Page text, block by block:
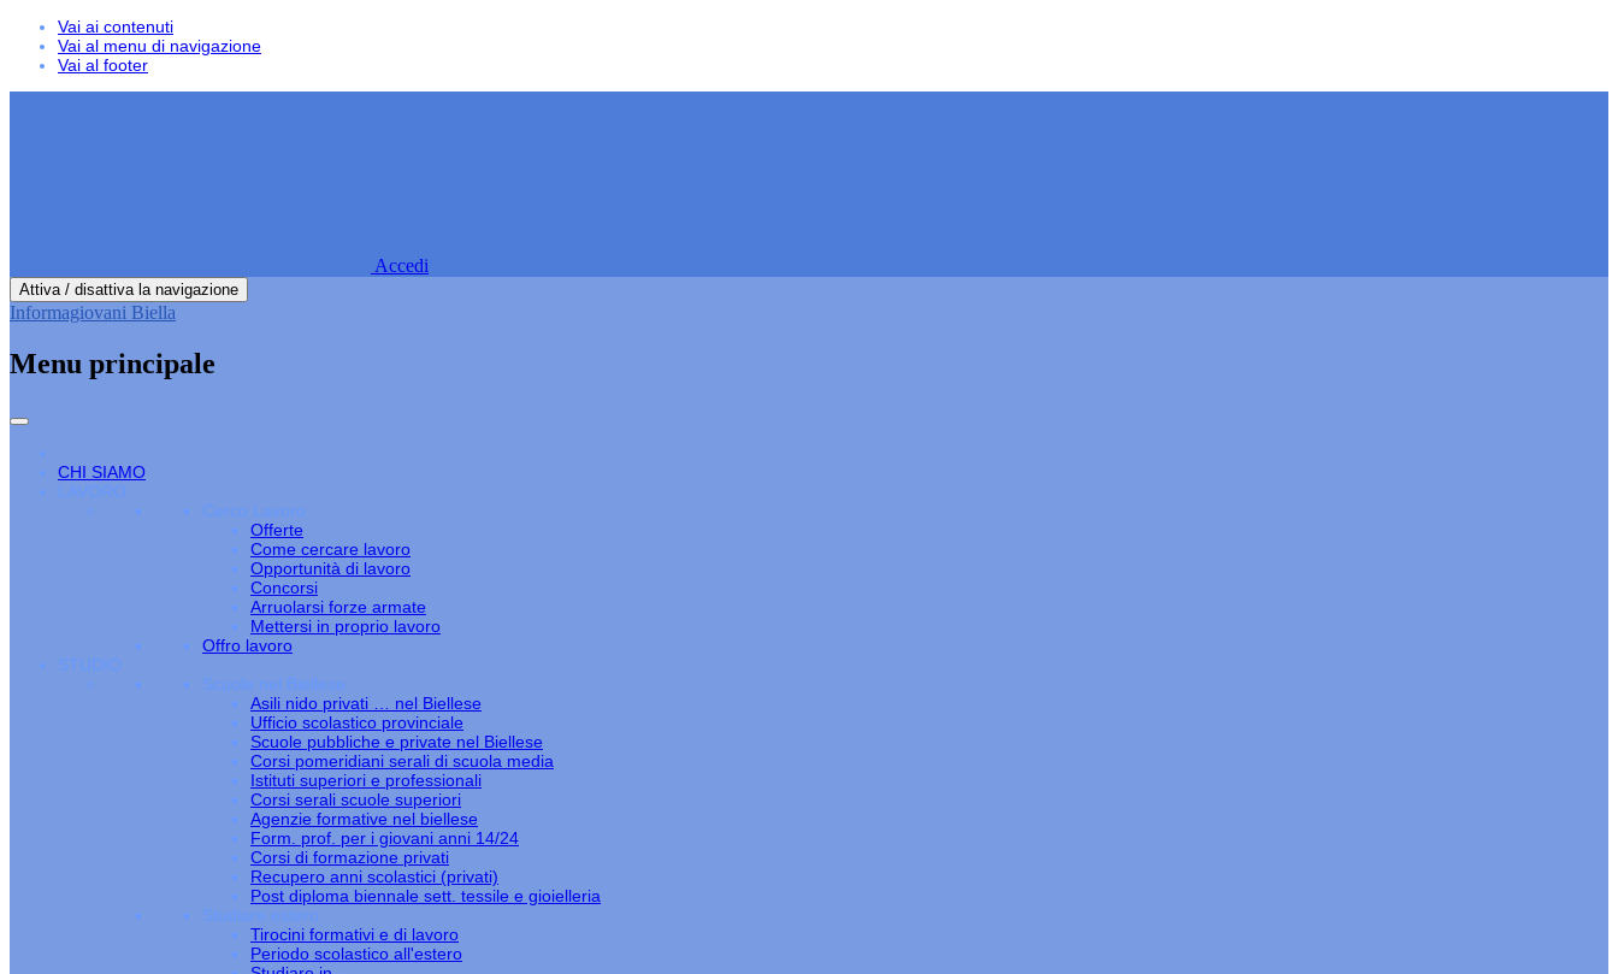
Vai ai contenuti
Vai al menu di navigazione
Vai al footer
Accedi
Attiva / disattiva la navigazione
Informagiovani Biella
Menu principale
CHI SIAMO
LAVORO
Cerco Lavoro
Offerte
Come cercare lavoro
Opportunità di lavoro
Concorsi
Arruolarsi forze armate
Mettersi in proprio lavoro
Offro lavoro
STUDIO
Scuole nel Biellese
Asili nido privati … nel Biellese
Ufficio scolastico provinciale
Scuole pubbliche e private nel Biellese
Corsi pomeridiani serali di scuola media
Istituti superiori e professionali
Corsi serali scuole superiori
Agenzie formative nel biellese
Form. prof. per i giovani anni 14/24
Corsi di formazione privati
Recupero anni scolastici (privati)
Post diploma biennale sett. tessile e gioielleria
Studiare estero
Tirocini formativi e di lavoro
Periodo scolastico all'estero